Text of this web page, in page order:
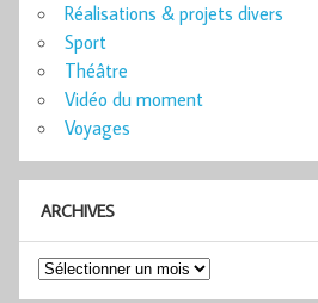
Réalisations & projets divers
Sport
Théâtre
Vidéo du moment
Voyages
ARCHIVES
Archives